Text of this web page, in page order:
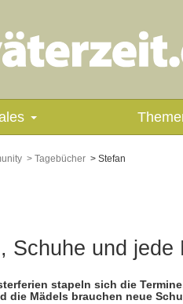
> Tagebücher > Stefan
Schuhe und jede
stapeln sich die
die Mädels brauchen neue